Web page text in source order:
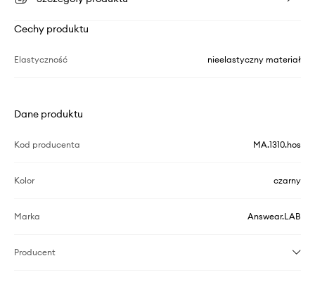
Cechy produktu
Elastyczność nieelastyczny materiał
Dane produktu
Kod producenta MA.1310.hos
Kolor czarny
Marka Answear.LAB
Producent